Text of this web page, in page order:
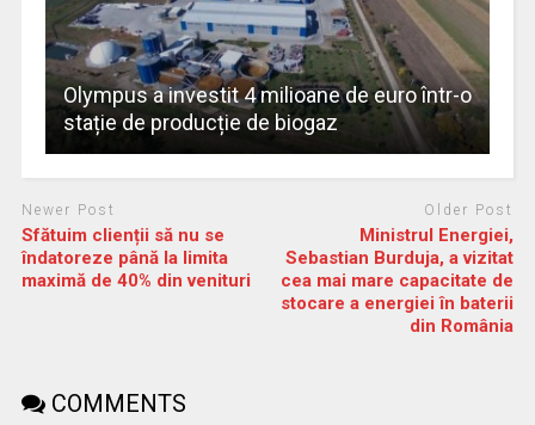
Olympus a investit 4 milioane de euro într-o
stație de producție de biogaz
Newer Post
Sfătuim clienții să nu se
îndatoreze până la limita
maximă de 40% din venituri
Older Post
Ministrul Energiei,
Sebastian Burduja, a vizitat
cea mai mare capacitate de
stocare a energiei în baterii
din România
COMMENTS